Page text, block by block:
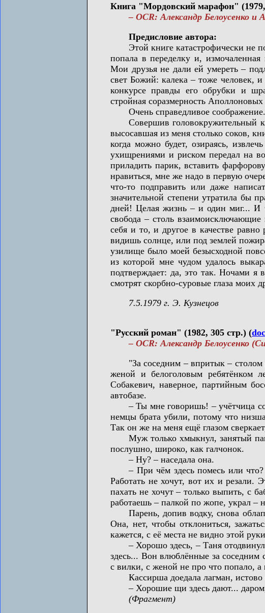
Книга "Мордовский марафон"
– OCR: Александр Белоусенко и
Предисловие автора:
Этой книге катастрофически не
попала в переделку и,
Мои друзья не дали ей умереть –
свет Божий: калека – тоже человек, и
конкурсе правды его обрубки и
стройная соразмерность
Очень справедливое соображение.
Совершив головокружительный
высосавшая из меня столько соков,
когда можно будет, озираясь,
ухищрениями и риском передал на
приладить парик, вставить
нравиться, мне же надо в первую
что-то подправить или даже
значительной степени утратила бы
дней! Целая жизнь – и один миг... И
свобода – столь
себя и то, и другое в качестве
видишь солнце, или под землей
узилище было моей безысходной
из которой мне чудом удалось
подтверждает: да, это так. Ночами я
смотрят скорбно-суровые глаза
7.5.1979 г. Э. Кузнецов
"Русский роман" (1982, 305 стр.) (
– OCR: Александр Белоусенко
"За соседним – впритык – столом
женой и белоголовым ребятёнком
Собакевич, наверное, партийным
автобазе.
– Ты мне говоришь! – учётчица со
немцы брата убили, потому что
Так он же на меня ещё глазом
Муж только хмыкнул, занятый
послушно, широко, как галчонок.
– Ну? – наседала она.
– При чём здесь помесь или что? –
Работать не хочут, вот их и
пахать не хочут – только выпить, с
работаешь – палкой по жопе, украл –
Парень, допив водку, снова
Она, нет, чтобы отклониться,
кажется, с её места не видно этой
– Хорошо здесь, – Таня отодвинула
здесь... Вон влюблённые за соседним
с вилки, с женой не про что попало, а
Кассирша доедала лагман, истово
– Хорошие щи здесь дают...
(Фрагмент)